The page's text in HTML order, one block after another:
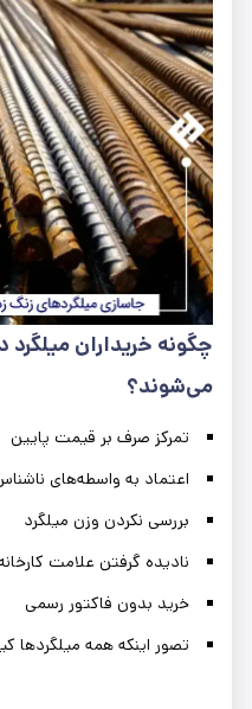
چگونه خریداران میلگرد
می‌شوند؟
تمرکز صرف بر قیمت پایین
اعتماد به واسطه‌های
بررسی نکردن وزن میلگرد
نادیده گرفتن علامت
خرید بدون فاکتور رسمی
تصور اینکه همه میلگردها